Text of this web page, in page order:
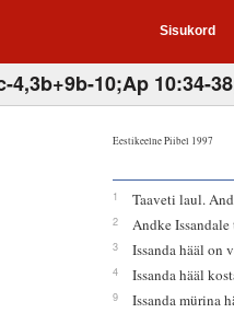
Sisukord
4,3b+9b-10;Ap 10:34-
Eestikeelne Piibel 1997
1 Taaveti laul.
2 Andke Issandale
3 Issanda hääl on
4 Issanda hääl
9
Issanda mürina